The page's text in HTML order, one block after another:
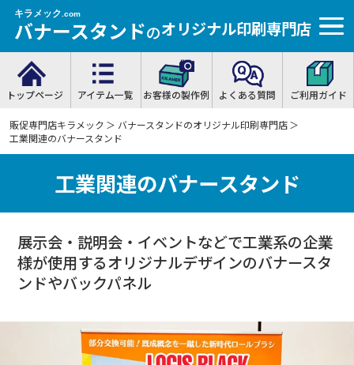
キラメック.com
バナースタンドのオリジナル印刷専門店
トップページ アイテム一覧 お客様の製作例 よくある質問 ご利用ガイド
販促専門店キラメック ＞ バナースタンドのオリジナル印刷専門店＞
工業関連のバナースタンド
工業関連のバナースタンド
展示会・説明会・イベントなどで工業系の企業
様が使用するオリジナルデザインのバナースタ
ンドやバックパネル